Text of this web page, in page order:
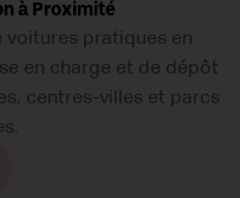
à Proximité
voitures pratiques en
en charge et de dépôt
centres-villes et parcs